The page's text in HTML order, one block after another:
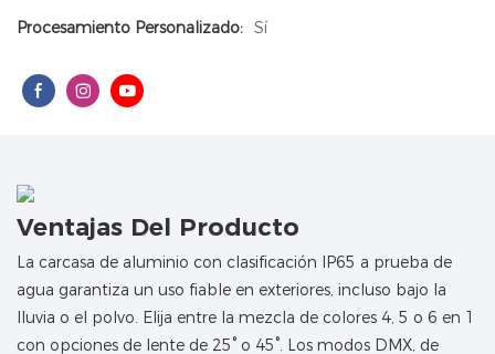
Procesamiento Personalizado: Sí
Ventajas Del Producto
La carcasa de aluminio con clasificación IP65 a prueba de
agua garantiza un uso fiable en exteriores, incluso bajo la
lluvia o el polvo. Elija entre la mezcla de colores 4, 5 o 6 en 1
con opciones de lente de 25° o 45°. Los modos DMX, de